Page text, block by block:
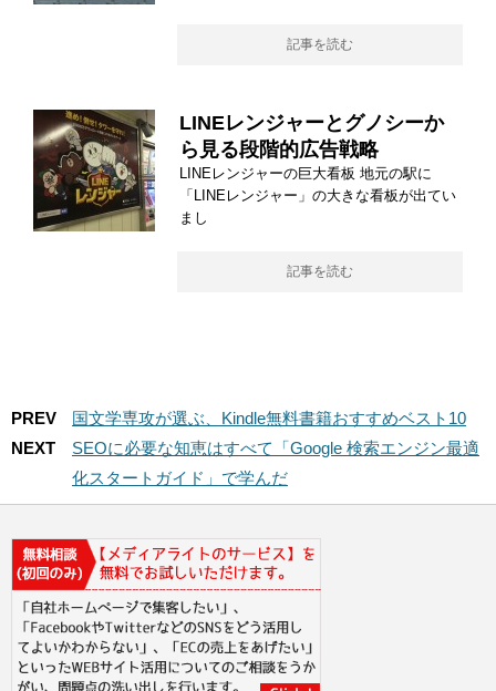
記事を読む
LINEレンジャーとグノシーか
ら見る段階的広告戦略
LINEレンジャーの巨大看板 地元の駅に
「LINEレンジャー」の大きな看板が出てい
まし
記事を読む
PREV
国文学専攻が選ぶ、Kindle無料書籍おすすめベスト10
NEXT
SEOに必要な知恵はすべて「Google 検索エンジン最適
化スタートガイド」で学んだ